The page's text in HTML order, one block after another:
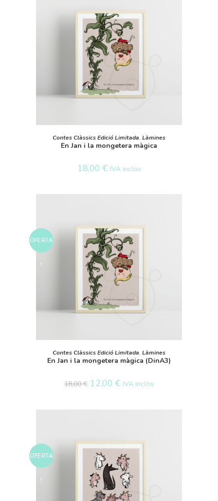
SELECT OPTIONS
Contes Clàssics Edició Limitada, Làmines
En Jan i la mongetera màgica
18,00 € IVA inclòs
OFERTA
!
AFEGEIX A LA CISTELLA
Contes Clàssics Edició Limitada, Làmines
En Jan i la mongetera màgica (DinA3)
18,00€ 12,00 € IVA inclòs
OFERTA
!